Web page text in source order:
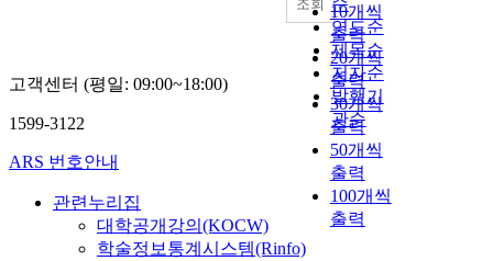
순
연도순
제목순
저자순
발행기
관순
10개씩
출력
20개씩
출력
30개씩
출력
50개씩
출력
100개씩
출력
조회
고객센터 (평일: 09:00~18:00)
1599-3122
ARS 번호안내
관련누리집
대학공개강의(KOCW)
학술정보통계시스템(Rinfo)